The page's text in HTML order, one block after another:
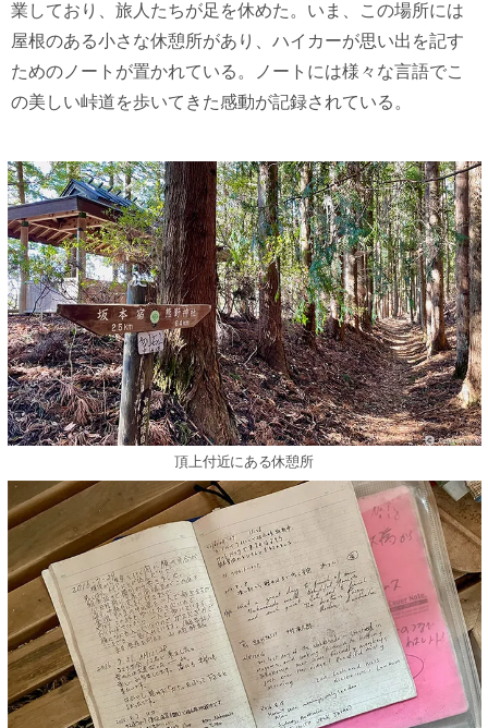
業しており、旅人たちが足を休めた。いま、この場所には
屋根のある小さな休憩所があり、ハイカーが思い出を記す
ためのノートが置かれている。ノートには様々な言語でこ
の美しい峠道を歩いてきた感動が記録されている。
頂上付近にある休憩所